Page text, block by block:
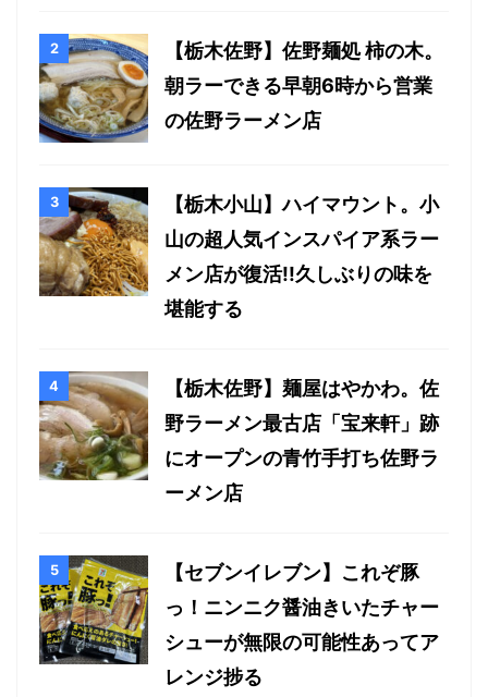
【栃木佐野】佐野麺処 柿の木。
朝ラーできる早朝6時から営業
の佐野ラーメン店
【栃木小山】ハイマウント。小
山の超人気インスパイア系ラー
メン店が復活!!久しぶりの味を
堪能する
【栃木佐野】麺屋はやかわ。佐
野ラーメン最古店「宝来軒」跡
にオープンの青竹手打ち佐野ラ
ーメン店
【セブンイレブン】これぞ豚
っ！ニンニク醤油きいたチャー
シューが無限の可能性あってア
レンジ捗る